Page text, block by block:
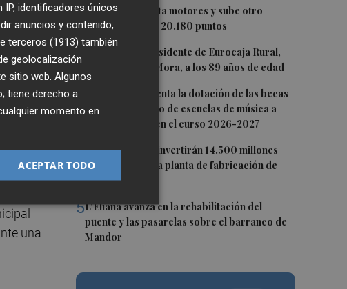
1 El Ibex 35 aprieta motores y sube otro
0,62%, hasta los 20.180 puntos
2
Fallece el expresidente de Eurocaja Rural,
Andrés Gómez Mora, a los 89 años de edad
3
CaixaBank aumenta la dotación de las becas
para el alumnado de escuelas de música a
275.000 euros en el curso 2026-2027
4Tesla y SpaceX invertirán 14.500 millones
para construir la planta de fabricación de
chips Terafab
5L'Eliana avanza en la rehabilitación del
puente y las pasarelas sobre el barranco de
Mandor
Diana
la
los
una
identificadores únicos
anuncios y contenido,
terceros (1913) también
geolocalización
sitio web. Algunos
tiene derecho a
momento en
ACEPTAR TODO